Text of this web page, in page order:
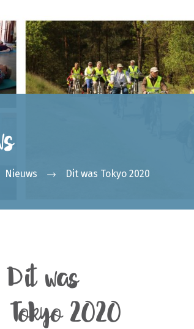
Nieuws Dit was Tokyo 2020
Dit was
Tokyo 2020